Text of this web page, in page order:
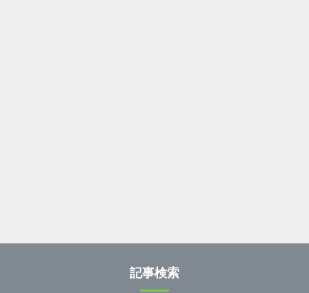
記事検索